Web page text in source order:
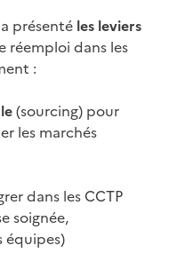
présenté les leviers
réemploi dans les
:
(sourcing) pour
les marchés
dans les CCTP
soignée,